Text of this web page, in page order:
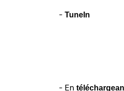
- TuneIn
- En